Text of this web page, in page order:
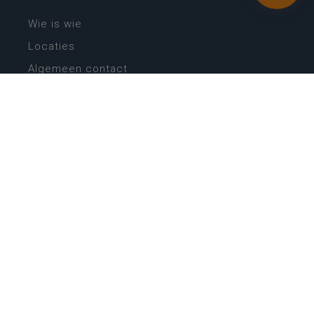
Wie is wie
Locaties
Algemeen contact